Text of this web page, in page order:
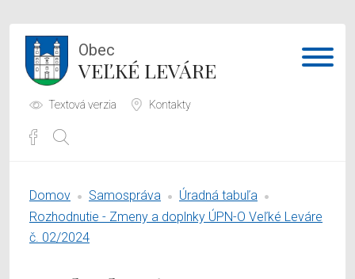
Obec
VEĽKÉ LEVÁRE
Textová verzia Kontakty
Samospráva
Domov Samospráva
Úradná tabuľa
Rozhodnutie - Zmeny a doplnky ÚPN-O Veľké Leváre
č. 02/2024